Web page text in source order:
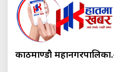
काठमाण्डौ